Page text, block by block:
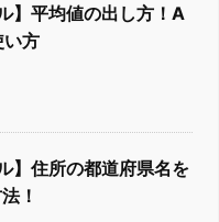
】平均値の出し方！A
い方
】住所の都道府県名を
！